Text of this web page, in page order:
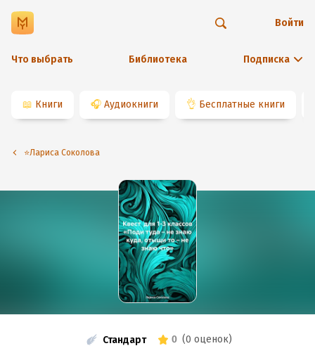
Что выбрать Библиотека Подписка
Войти
📖 Книги 🎧 Аудиокниги 👌 Бесплатные книги
⭐️Лариса Соколова
Стандарт 0 (0 оценок)